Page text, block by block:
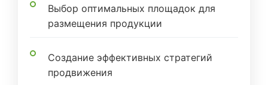
Выбор оптимальных площадок для
размещения продукции
Создание эффективных стратегий
продвижения